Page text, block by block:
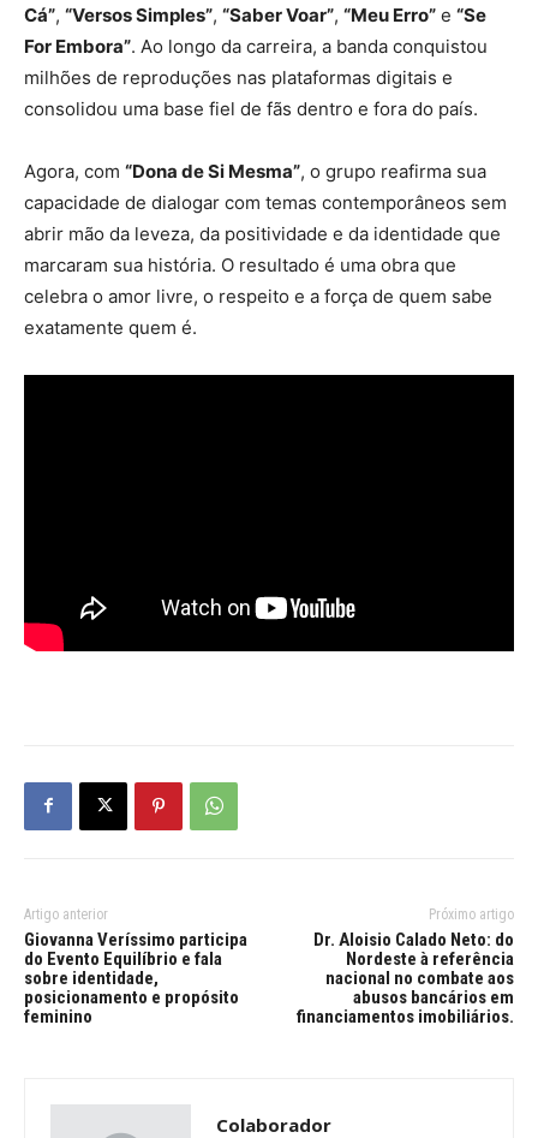
Cá”, “Versos Simples”, “Saber Voar”, “Meu Erro” e “Se
For Embora”. Ao longo da carreira, a banda conquistou
milhões de reproduções nas plataformas digitais e
consolidou uma base fiel de fãs dentro e fora do país.
Agora, com “Dona de Si Mesma”, o grupo reafirma sua
capacidade de dialogar com temas contemporâneos sem
abrir mão da leveza, da positividade e da identidade que
marcaram sua história. O resultado é uma obra que
celebra o amor livre, o respeito e a força de quem sabe
exatamente quem é.
Artigo anterior
Giovanna Veríssimo participa
do Evento Equilíbrio e fala
sobre identidade,
posicionamento e propósito
feminino
Próximo artigo
Dr. Aloisio Calado Neto: do
Nordeste à referência
nacional no combate aos
abusos bancários em
financiamentos imobiliários.
Colaborador